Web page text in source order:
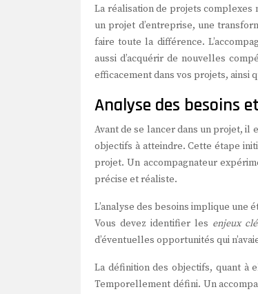
La réalisation de projets complexes
un projet d’entreprise, une
faire toute la différence.
aussi d’acquérir de nouvelles
efficacement dans vos projets, ainsi
Analyse des besoins
Avant de se lancer dans un projet, il
objectifs à atteindre. Cette étape
projet. Un accompagnateur
précise et réaliste.
L’analyse des besoins implique
Vous devez identifier les enjeux
d’éventuelles opportunités qui
La définition des objectifs, quant à
Temporellement défini. Un